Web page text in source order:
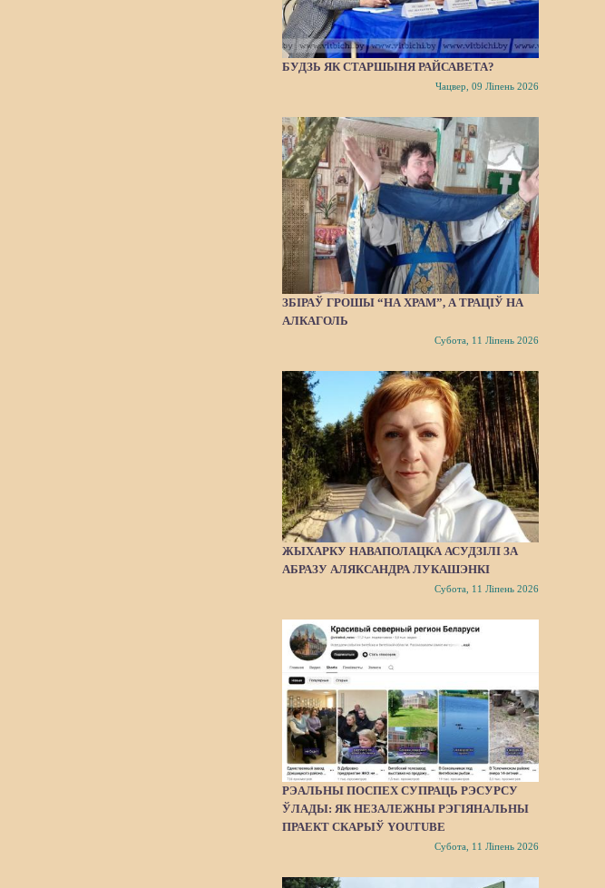
БУДЗЬ ЯК СТАРШЫНЯ РАЙСАВЕТА?
Чацвер, 09 Ліпень 2026
ЗБІРАЎ ГРОШЫ “НА ХРАМ”, А ТРАЦІЎ НА
АЛКАГОЛЬ
Субота, 11 Ліпень 2026
ЖЫХАРКУ НАВАПОЛАЦКА АСУДЗІЛІ ЗА
АБРАЗУ АЛЯКСАНДРА ЛУКАШЭНКІ
Субота, 11 Ліпень 2026
РЭАЛЬНЫ ПОСПЕХ СУПРАЦЬ РЭСУРСУ
ЎЛАДЫ: ЯК НЕЗАЛЕЖНЫ РЭГІЯНАЛЬНЫ
ПРАЕКТ СКАРЫЎ YOUTUBE
Субота, 11 Ліпень 2026